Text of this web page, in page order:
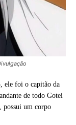
ele foi o capitão da
de todo Gotei
possui um corpo